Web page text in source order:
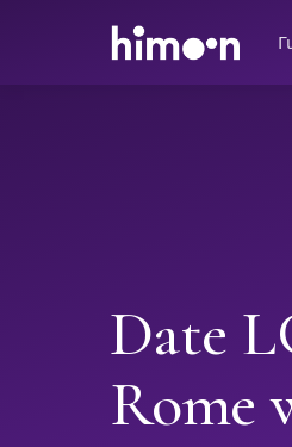
Date
Rome